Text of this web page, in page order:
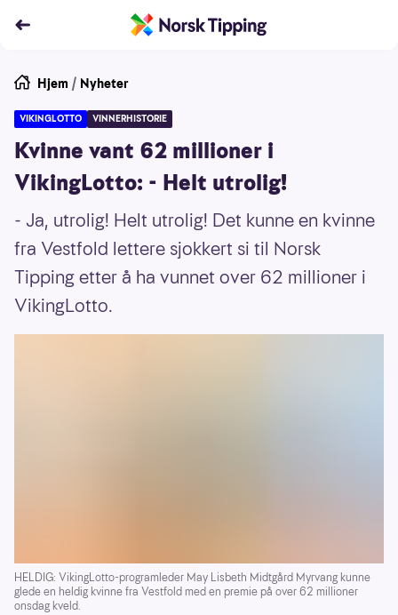
Hjem / Nyheter
VIKINGLOTTO VINNERHISTORIE
Kvinne vant 62 millioner i
VikingLotto: - Helt utrolig!
- Ja, utrolig! Helt utrolig! Det kunne en kvinne
fra Vestfold lettere sjokkert si til Norsk
Tipping etter å ha vunnet over 62 millioner i
VikingLotto.
HELDIG: VikingLotto-programleder May Lisbeth Midtgård Myrvang kunne
glede en heldig kvinne fra Vestfold med en premie på over 62 millioner
onsdag kveld.